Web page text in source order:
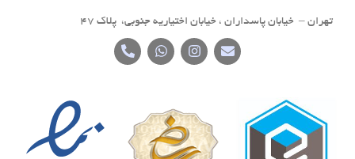
تهران – خیابان پاسداران ، خیابان اختیاریه جنوبی، پلاک 47